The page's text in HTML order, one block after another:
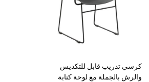
كرسي تدريب قابل للتكديس
والرش بالجملة مع لوحة كتابة